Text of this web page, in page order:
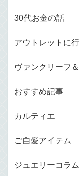
30代お金の話
アウトレットに
ヴァンクリーフ
おすすめ記事
カルティエ
ご自愛アイテム
ジュエリーコラム